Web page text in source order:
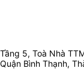
Tầng 5, Toà Nhà
Quận Bình Thạnh,